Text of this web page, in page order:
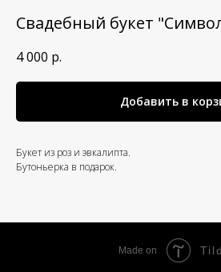
Свадебный букет
4 000 р.
Добавить в
Букет из роз и эвкалипта.
Бутоньерка в подарок.
Made on